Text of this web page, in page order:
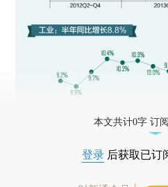
本文共计0字 订
登录 后获取已订